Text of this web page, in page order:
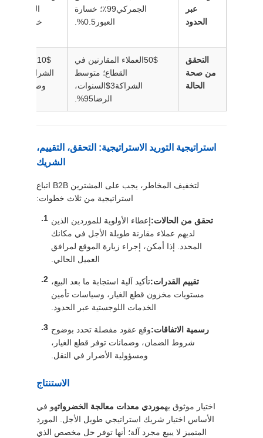
عبر
الحدود
الجمركي99٪ ؛ خسارة
العبور 0.5%
.
الخبرة
خسارة
التحقق
من صحة
الحالة
50$العملاء المقارنين في
القطاع؛ متوسط
الشراكة3$ السنوات،
الرضا95%
.
10$
الشراكة
وصف غامض
استراتيجية التوريد الاستراتيجية: التحقق، التقييم،
الشريك
لتخفيف المخاطر، يجب على المشترين B2B اتباع
استراتيجية من ثلاث خطوات:
تحقق من الحالات:إعطاء الأولوية للموردين الذين
لديهم عملاء مقارنة طويلة الأجل في مكانك
المحدد. إذا أمكن، إجراء زيارة الموقع لمرافق
العميل الحالي.
تقييم القدرات:تأكيد آلية استجابة ما بعد البيع،
مستويات مخزون قطع الغيار، وسياسات تأمين
الخدمات اللوجستية عبر الحدود.
رسمية الاتفاقات:وقع عقود مفصلة تحدد بوضوح
شروط الضمان، وضمانات توفر قطع الغيار،
ومسؤولية الأضرار في النقل.
الاستنتاج
اختيار موثوق بهموردي معدات معالجة الخضرواتهو في
الأساس اختيار شريك استراتيجي طويل الأجل. المورد
المتميز لا يبيع مجرد آلة؛ أنها توفر حل مخصص الذي